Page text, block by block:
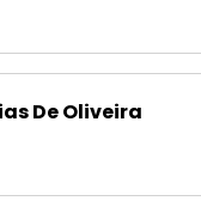
De Oliveira